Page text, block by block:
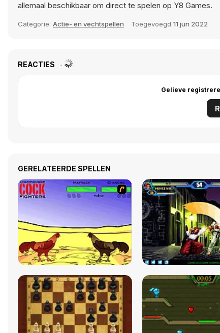
allemaal beschikbaar om direct te spelen op Y8 Games.
Categorie: Actie- en vechtspellen Toegevoegd 11 jun 2022
REACTIES
Gelieve
GERELATEERDE SPELLEN